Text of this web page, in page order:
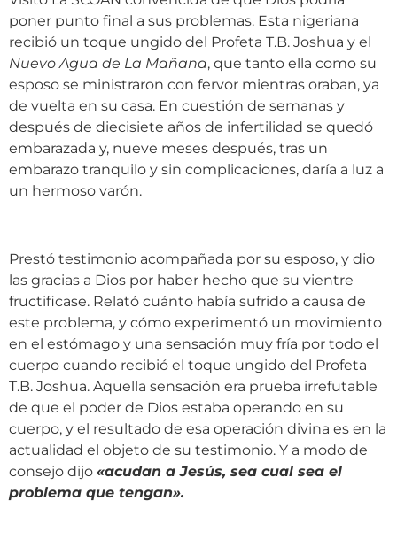
poner punto final a sus problemas. Esta nigeriana
recibió un toque ungido del Profeta T.B. Joshua y el
Nuevo Agua de La Mañana, que tanto ella como su
esposo se ministraron con fervor mientras oraban, ya
de vuelta en su casa. En cuestión de semanas y
después de diecisiete años de infertilidad se quedó
embarazada y, nueve meses después, tras un
embarazo tranquilo y sin complicaciones, daría a luz a
un hermoso varón.
Prestó testimonio acompañada por su esposo, y dio
las gracias a Dios por haber hecho que su vientre
fructificase. Relató cuánto había sufrido a causa de
este problema, y cómo experimentó un movimiento
en el estómago y una sensación muy fría por todo el
cuerpo cuando recibió el toque ungido del Profeta
T.B. Joshua. Aquella sensación era prueba irrefutable
de que el poder de Dios estaba operando en su
cuerpo, y el resultado de esa operación divina es en la
actualidad el objeto de su testimonio. Y a modo de
consejo dijo «acudan a Jesús, sea cual sea el
problema que tengan».